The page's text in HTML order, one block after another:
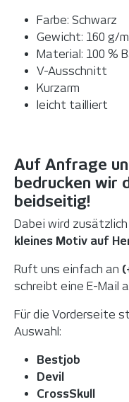
Farbe: Schwarz
Gewicht: 160 g/
Material: 100 %
V-Ausschnitt
Kurzarm
leicht tailliert
Auf Anfrage
bedrucken wir
beidseitig!
Dabei wird
kleines Motiv auf
Ruft uns einfach an
schreibt eine E-Mail
Für die Vorderseite
Auswahl:
Bestjob
Devil
CrossSkull